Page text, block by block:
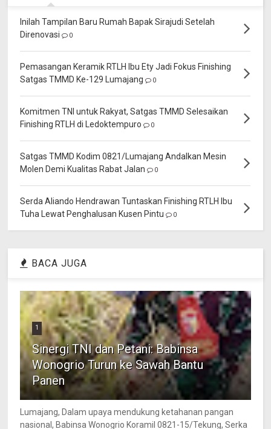
Inilah Tampilan Baru Rumah Bapak Sirajudi Setelah
Direnovasi
0
Pemasangan Keramik RTLH Ibu Ety Jadi Fokus Finishing
Satgas TMMD Ke-129 Lumajang
0
Komitmen TNI untuk Rakyat, Satgas TMMD Selesaikan
Finishing RTLH di Ledoktempuro
0
Satgas TMMD Kodim 0821/Lumajang Andalkan Mesin
Molen Demi Kualitas Rabat Jalan
0
Serda Aliando Hendrawan Tuntaskan Finishing RTLH Ibu
Tuha Lewat Penghalusan Kusen Pintu
0
BACA JUGA
1
Sinergi TNI dan Petani: Babinsa
Wonogrio Turun ke Sawah Bantu
Panen
Lumajang, Dalam upaya mendukung ketahanan pangan
nasional, Babinsa Wonogrio Koramil 0821-15/Tekung, Serka